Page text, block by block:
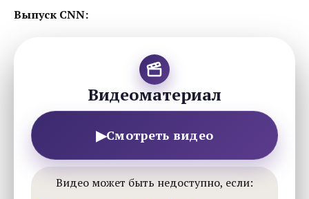
Выпуск CNN:
Видеоматериал
▶Смотреть видео
Видео может быть недоступно, если: